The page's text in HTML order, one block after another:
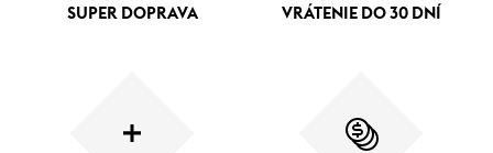
SUPER DOPRAVA VRÁTENIE DO 30 DNÍ